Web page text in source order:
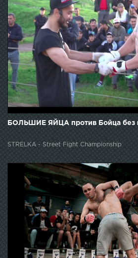
БОЛЬШИЕ ЯЙЦА против Бойца без
STRELKA - Street Fight Championship